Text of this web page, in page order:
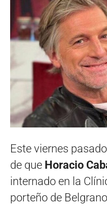
Este viernes
de que Horacio
internado en la
porteño de